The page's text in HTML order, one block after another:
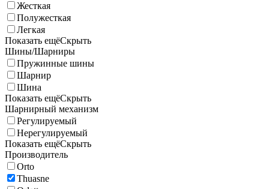
Жесткая
Полужесткая
Легкая
Показать ещёСкрыть
Шины/Шарниры
Пружинные шины
Шарнир
Шина
Показать ещёСкрыть
Шарнирный механизм
Регулируемый
Нерегулируемый
Показать ещёСкрыть
Производитель
Orto
Thuasne